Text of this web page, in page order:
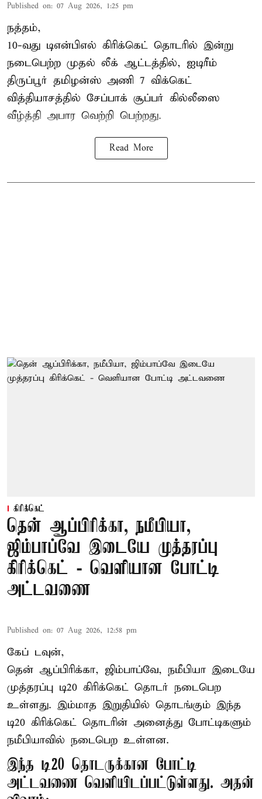
Published on: 07 Aug 2026, 1:25 pm
நத்தம்,
10-வது டிஎன்பிஎல் கிரிக்கெட் தொடரில் இன்று
நடைபெற்ற முதல் லீக் ஆட்டத்தில், ஐடிரீம்
திருப்பூர் தமிழன்ஸ் அணி 7 விக்கெட்
வித்தியாசத்தில் சேப்பாக் சூப்பர் கில்லீஸை
வீழ்த்தி அபார வெற்றி பெற்றது.
Read More
கிரிக்கெட்
தென் ஆப்பிரிக்கா, நமீபியா,
ஜிம்பாப்வே இடையே முத்தரப்பு
கிரிக்கெட் - வெளியான போட்டி
அட்டவணை
Published on: 07 Aug 2026, 12:58 pm
கேப் டவுன்,
தென் ஆப்பிரிக்கா, ஜிம்பாப்வே, நமீபியா இடையே
முத்தரப்பு டி20 கிரிக்கெட் தொடர் நடைபெற
உள்ளது. இம்மாத இறுதியில் தொடங்கும் இந்த
டி20 கிரிக்கெட் தொடரின் அனைத்து போட்டிகளும்
நமீபியாவில் நடைபெற உள்ளன.
இந்த டி20 தொடருக்கான போட்டி
அட்டவணை வெளியிடப்பட்டுள்ளது. அதன்